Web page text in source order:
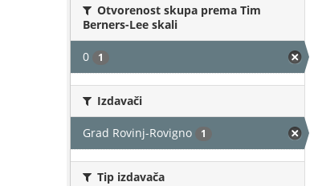
Otvorenost skupa prema Tim
Berners-Lee skali
0 1
Izdavači
Grad Rovinj-Rovigno 1
Tip izdavača